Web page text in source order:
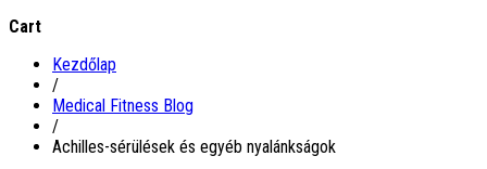
Cart
Kezdőlap
/
Medical Fitness Blog
/
Achilles-sérülések és egyéb nyalánkságok